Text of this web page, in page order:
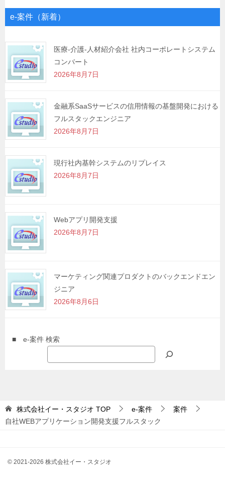
ゲ
シ
ョ
ン
e-案件（新着）
医療-介護-人材紹介会社 社内コーポレートシステム
コンバート
2026年8月7日
金融系SaaSサービスの信用情報の基盤開発における
フルスタックエンジニア
2026年8月7日
現行社内基幹システムのリプレイス
2026年8月7日
Webアプリ開発支援
2026年8月7日
マーケティング関連プロダクトのバックエンドエン
ジニア
2026年8月6日
■ e-案件 検索
株式会社イー・スタジオ TOP e-案件
案件
自社WEBアプリケーション開発支援フルスタック
© 2021-2026 株式会社イー・スタジオ